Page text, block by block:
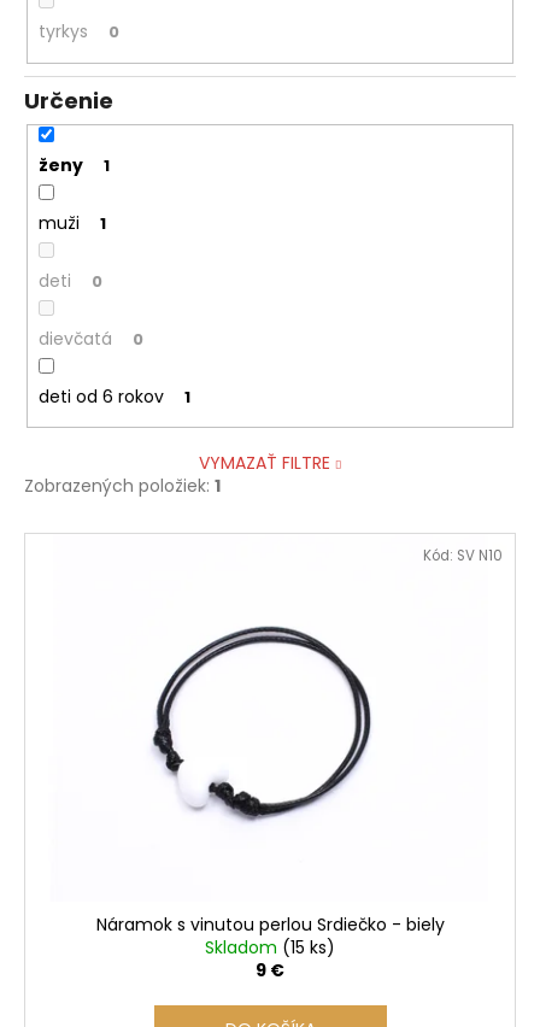
tyrkys 0
Určenie
ženy 1
muži 1
deti 0
dievčatá 0
deti od 6 rokov 1
VYMAZAŤ FILTRE
Zobrazených položiek: 1
V
Náramok s vinutou perlou Srdiečko - biely
Skladom (15 ks)
9 €
Kód: SV N10